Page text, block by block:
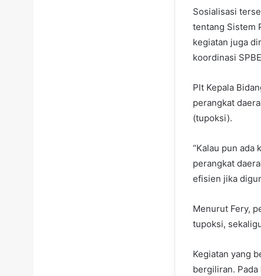
Sosialisasi
tentang Sistem
kegiatan juga
koordinasi
Plt Kepala
perangkat
(tupoksi).
“Kalau pun ada
perangkat
efisien jika
Menurut Fery,
tupoksi,
Kegiatan yang
bergiliran.